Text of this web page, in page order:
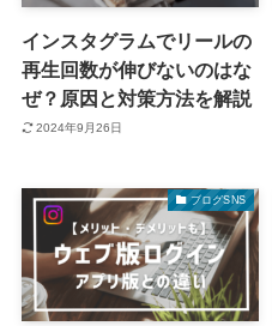
インスタグラムでリールの
再生回数が伸びないのはな
ぜ？原因と対策方法を解説
2024年9月26日
ブログSNS